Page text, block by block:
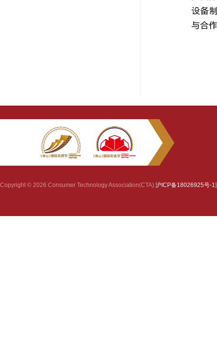
Copyright © 2026 Consumer Technology Association(CTA).沪ICP备18026925号-1